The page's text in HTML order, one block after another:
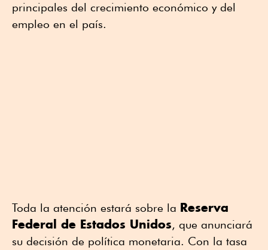
principales del crecimiento económico y del
empleo en el país.
Toda la atención estará sobre la Reserva
Federal de Estados Unidos, que anunciará
su decisión de política monetaria. Con la tasa